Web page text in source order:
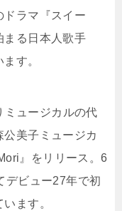
ドラマ『スイー
まる日本人歌手
す。
ミュージカルの代
美子ミュージカ
』をリリース。6
デビュー27年で初
ます。